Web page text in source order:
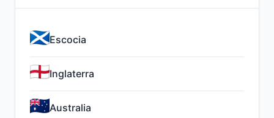
Escocia
Inglaterra
Australia